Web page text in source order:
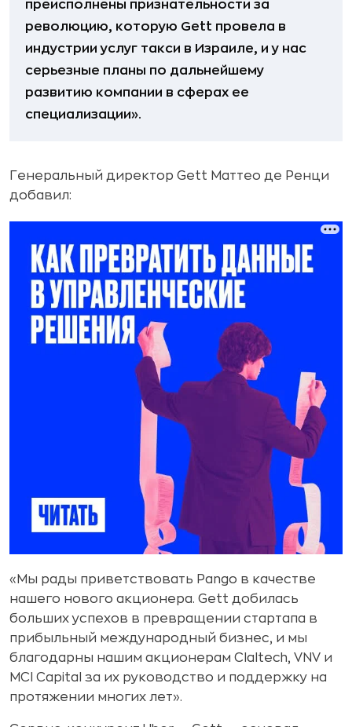
преисполнены признательности за
революцию, которую Gett провела в
индустрии услуг такси в Израиле, и у нас
серьезные планы по дальнейшему
развитию компании в сферах ее
специализации».
Генеральный директор Gett Маттео де Ренци
добавил:
«Мы рады приветствовать Pango в качестве
нашего нового акционера. Gett добилась
больших успехов в превращении стартапа в
прибыльный международный бизнес, и мы
благодарны нашим акционерам Claltech, VNV и
MCI Capital за их руководство и поддержку на
протяжении многих лет».